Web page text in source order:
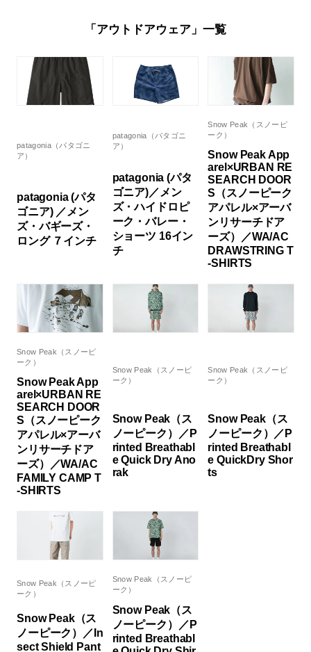
「アウトドアウェア」一覧
patagonia（パタゴニ
ア）
patagonia (パタ
ゴニア) ／メン
ズ・バギーズ・
ロング ７インチ
patagonia（パタゴニ
ア）
patagonia (パタ
ゴニア)／メン
ズ・ハイドロピ
ーク・バレー・
ショーツ 16イン
チ
Snow Peak（スノーピ
ーク）
Snow Peak App
arel×URBAN RE
SEARCH DOOR
S（スノーピーク
アパレル×アーバ
ンリサーチドア
ーズ）／WA/AC
DRAWSTRING T
-SHIRTS
Snow Peak（スノーピ
ーク）
Snow Peak App
arel×URBAN RE
SEARCH DOOR
S（スノーピーク
アパレル×アーバ
ンリサーチドア
ーズ）／WA/AC
FAMILY CAMP T
-SHIRTS
Snow Peak（スノーピ
ーク）
Snow Peak（ス
ノーピーク）／P
rinted Breathabl
e Quick Dry Ano
rak
Snow Peak（スノーピ
ーク）
Snow Peak（ス
ノーピーク）／P
rinted Breathabl
e QuickDry Shor
ts
Snow Peak（スノーピ
ーク）
Snow Peak（ス
ノーピーク）／In
sect Shield Pant
Snow Peak（スノーピ
ーク）
Snow Peak（ス
ノーピーク）／P
rinted Breathabl